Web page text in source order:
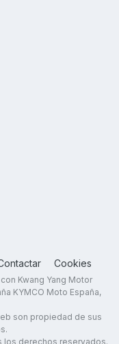
Cookies
Kwang Yang Motor
KYMCO Moto España,
son propiedad de sus
los derechos reservados.